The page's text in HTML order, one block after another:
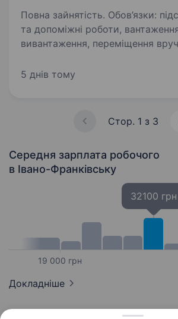
Повна зайнятість. Обов’язки: підсобні
та допоміжні роботи, вантаження,
вивантаження, переміщення вручну і
території та інші господарські
5 днів тому
Стор. 1 з 3
Середня зарплата робочого
в Івано-Франківську
19 000 грн
32100 грн
Докладніше